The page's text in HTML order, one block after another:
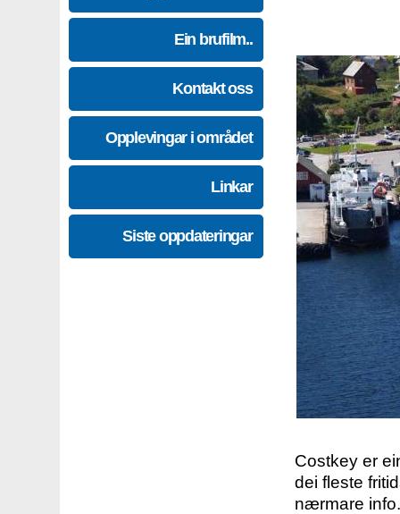
Ein brufilm..
Kontakt oss
Opplevingar i området
Linkar
Siste oppdateringar
Costkey er
dei fleste
nærmare